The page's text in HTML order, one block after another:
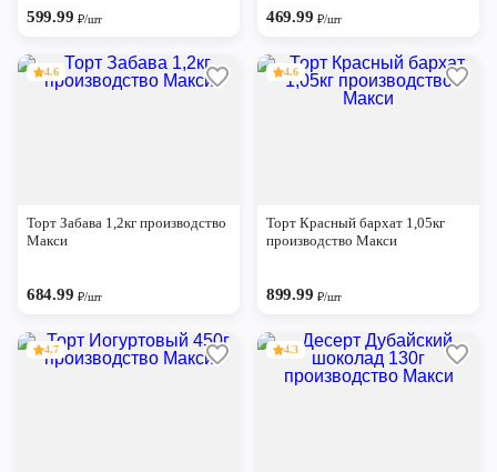
599.99 ₽/шт 469.99 ₽/шт
4.6
Торт Забава 1,2кг производство
Макси
684.99 ₽/шт
4.6
Торт Красный бархат 1,05кг
производство Макси
899.99 ₽/шт
4.7 4.3